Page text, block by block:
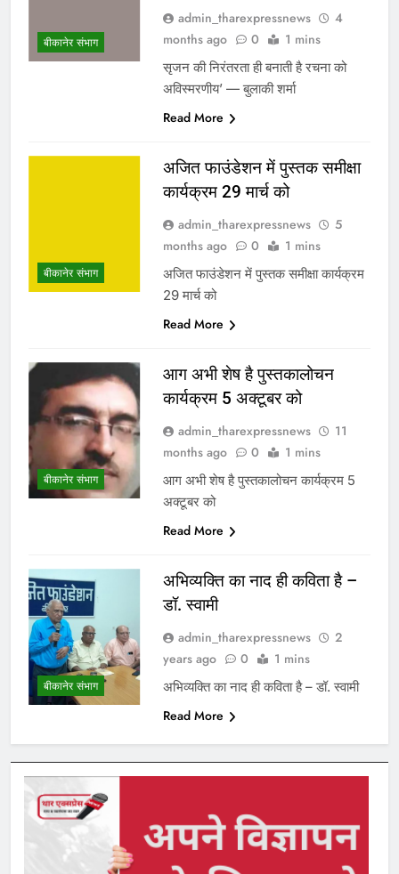
बीकानेर संभाग
admin_tharexpressnews
4
months ago
0 1 mins
सृजन की निरंतरता ही बनाती है रचना को
अविस्मरणीय’ — बुलाकी शर्मा
Read More
बीकानेर संभाग
अजित फाउंडेशन में पुस्तक समीक्षा
कार्यक्रम 29 मार्च को
admin_tharexpressnews
5
months ago
0 1 mins
अजित फाउंडेशन में पुस्तक समीक्षा कार्यक्रम
29 मार्च को
Read More
बीकानेर संभाग
आग अभी शेष है पुस्तकालोचन
कार्यक्रम 5 अक्टूबर को
admin_tharexpressnews
11
months ago
0 1 mins
आग अभी शेष है पुस्तकालोचन कार्यक्रम 5
अक्टूबर को
Read More
बीकानेर संभाग
अभिव्यक्ति का नाद ही कविता है –
डॉ. स्वामी
admin_tharexpressnews
2
years ago
0 1 mins
अभिव्यक्ति का नाद ही कविता है – डॉ. स्वामी
Read More